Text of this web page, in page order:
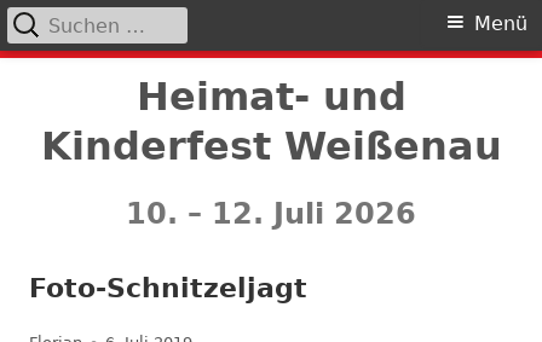
Inhalt
Heimat- und
Kinderfest Weißenau
10. – 12. Juli 2026
Primäres
Menü
Suchen
nach:
Foto-Schnitzeljagt